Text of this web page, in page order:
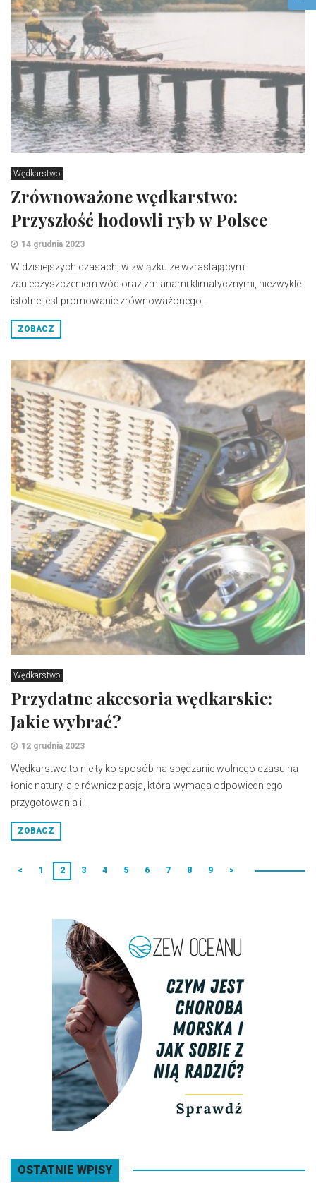
Wędkarstwo
Zrównoważone wędkarstwo:
Przyszłość hodowli ryb w Polsce
14 grudnia 2023
W dzisiejszych czasach, w związku ze wzrastającym
zanieczyszczeniem wód oraz zmianami klimatycznymi, niezwykle
istotne jest promowanie zrównoważonego...
ZOBACZ
Wędkarstwo
Przydatne akcesoria wędkarskie:
Jakie wybrać?
12 grudnia 2023
Wędkarstwo to nie tylko sposób na spędzanie wolnego czasu na
łonie natury, ale również pasja, która wymaga odpowiedniego
przygotowania i...
ZOBACZ
< 1 2 3 4 5 6 7 8 9 >
OSTATNIE WPISY